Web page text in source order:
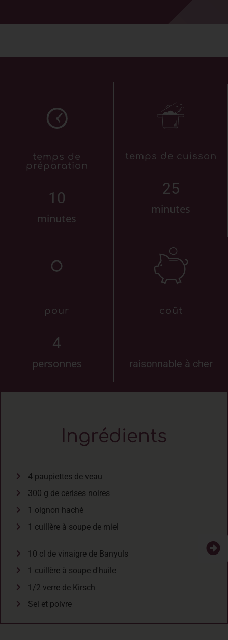
temps de
préparation
minutes
10
temps de cuisson
minutes
25
pour
personnes
4
coût
raisonnable à cher
Ingrédients
4 paupiettes de veau
300 g de cerises noires
1 oignon haché
1 cuillère à soupe de miel
10 cl de vinaigre de Banyuls
1 cuillère à soupe d'huile
1/2 verre de Kirsch
Sel et poivre